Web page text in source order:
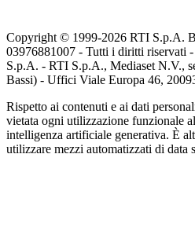
Copyright © 1999-2026 RTI S.p.A.
03976881007 - Tutti i diritti riservati
S.p.A. - RTI S.p.A., Mediaset N.V.,
Bassi) - Uffici Viale Europa 46,
Rispetto ai contenuti e ai dati
vietata ogni utilizzazione funzionale
intelligenza artificiale generativa. È
utilizzare mezzi automatizzati di data